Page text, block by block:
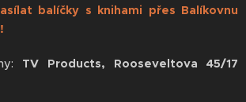
balíčky s knihami přes Balíkovnu
TV Products, Rooseveltova 45/17